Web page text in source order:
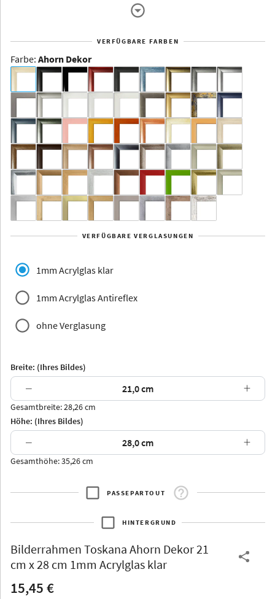
Dakota -
Rahmenloser
Aluminium
Yukon Alaska
Jersey Dauphine
Arran Luzern
Thurgau
VERFÜGBARE FARBEN
Farbe: Ahorn Dekor
VERFÜGBARE VERGLASUNGEN
1mm Acrylglas klar
1mm Acrylglas Antireflex
ohne Verglasung
Breite: (Ihres Bildes)
− +
Gesamtbreite: 28,26 cm
Höhe: (Ihres Bildes)
− +
Gesamthöhe: 35,26 cm
PASSEPARTOUT
HINTERGRUND
Bilderrahmen Toskana Ahorn Dekor 21
cm x 28 cm 1mm Acrylglas klar
15,45 €